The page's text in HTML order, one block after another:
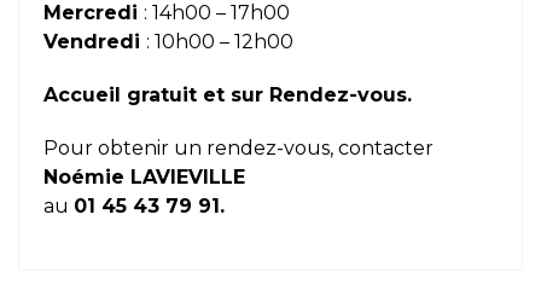
Mercredi : 14h00 – 17h00
Vendredi : 10h00 – 12h00
Accueil gratuit et sur Rendez-vous.
Pour obtenir un rendez-vous, contacter
Noémie LAVIEVILLE
au 01 45 43 79 91.